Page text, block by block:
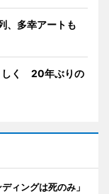
、多幸アートも
しく 20年ぶりの
ィングは死のみ」